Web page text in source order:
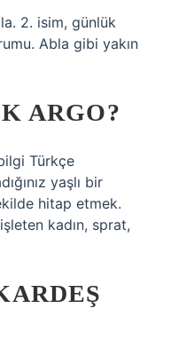
2. isim, günlük
Abla gibi yakın
ARGO?
Türkçe
yaşlı bir
hitap etmek.
kadın, sprat,